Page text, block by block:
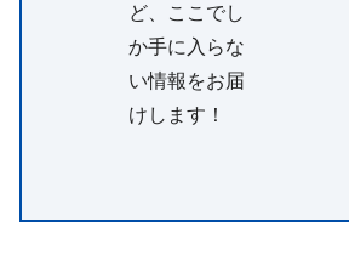
ど、ここでし
か手に入らな
い情報をお届
けします！